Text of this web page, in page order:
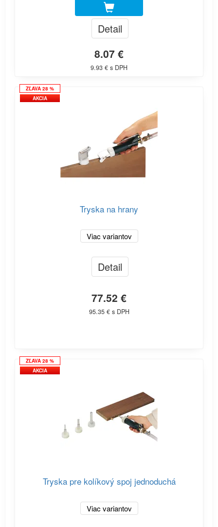
Detail
8.07 €
9.93 € s DPH
ZĽAVA 28 %
AKCIA
Tryska na hrany
Viac variantov
Detail
77.52 €
95.35 € s DPH
ZĽAVA 28 %
AKCIA
Tryska pre kolíkový spoj jednoduchá
Viac variantov